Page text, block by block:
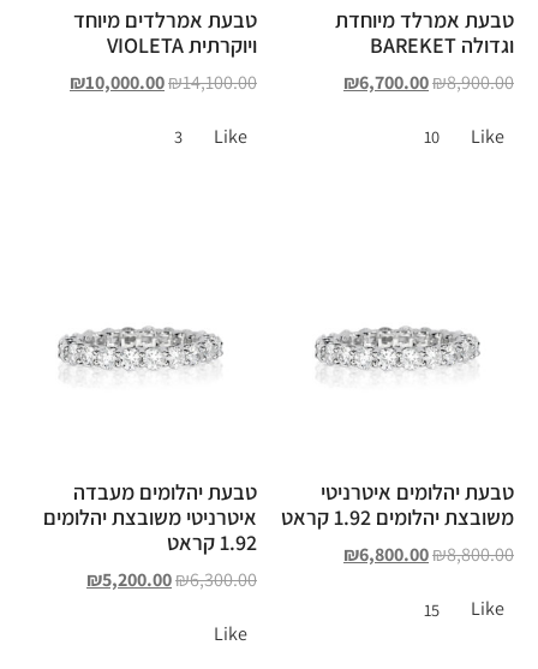
טבעת אמרלד מיוחדת
וגדולה BAREKET
₪8,900.00
₪6,700.00
Like
10
טבעת אמרלדים מיוחד
ויוקרתית VIOLETA
₪14,100.00
₪10,000.00
Like
3
טבעת יהלומים איטרניטי
משובצת יהלומים 1.92 קראט
₪8,800.00
₪6,800.00
Like
15
טבעת יהלומים מעבדה
איטרניטי משובצת יהלומים
1.92 קראט
₪6,300.00
₪5,200.00
Like